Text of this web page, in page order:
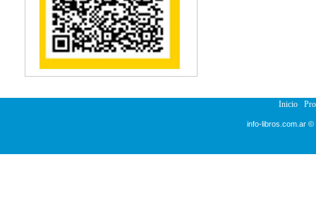
Inicio
info-libros.com.ar